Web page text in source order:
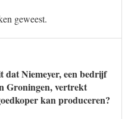
geweest.
dat Niemeyer, een bedrijf
Groningen, vertrekt
kan produceren?